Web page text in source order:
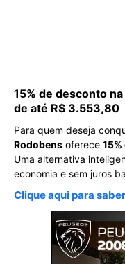
15% de desconto
de até R$ 3.553,80
Para quem deseja
Rodobens oferece
Uma alternativa
economia e sem juros
Clique aqui para